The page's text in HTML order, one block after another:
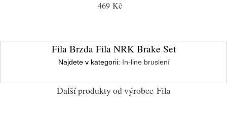
469 Kč
Fila Brzda Fila NRK Brake Set
Najdete v kategorii: In-line bruslení
Další produkty od výrobce Fila